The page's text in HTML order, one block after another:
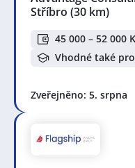
Stříbro (30 km)
45 000 – 52 000
Vhodné také
Zveřejněno: 5. srpna